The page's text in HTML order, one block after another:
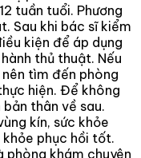
tuần tuổi. Phương
Sau khi bác sĩ kiểm
kiện để áp dụng
thủ thuật. Nếu
tìm đến phòng
hiện. Để không
thân về sau.
kín, sức khỏe
phục hồi tốt.
phòng khám chuyên